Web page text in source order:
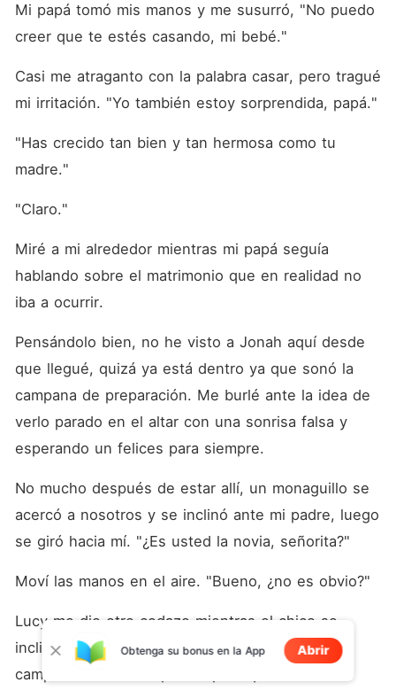
Mi papá tomó mis manos y me susurró, "No puedo
creer que te estés casando, mi bebé."
Casi me atraganto con la palabra casar, pero tragué
mi irritación. "Yo también estoy sorprendida, papá."
"Has crecido tan bien y tan hermosa como tu
madre."
"Claro."
Miré a mi alrededor mientras mi papá seguía
hablando sobre el matrimonio que en realidad no
iba a ocurrir.
Pensándolo bien, no he visto a Jonah aquí desde
que llegué, quizá ya está dentro ya que sonó la
campana de preparación. Me burlé ante la idea de
verlo parado en el altar con una sonrisa falsa y
esperando un felices para siempre.
No mucho después de estar allí, un monaguillo se
acercó a nosotros y se inclinó ante mi padre, luego
se giró hacia mí. "¿Es usted la novia, señorita?"
Moví las manos en el aire. "Bueno, ¿no es obvio?"
Lucy me dio otro codazo mientras el chico se
inclinaba y decía, "Perdone mis modales, la
campana va a sonar pronto para que la novia
Obtenga su bonus en la App Abrir